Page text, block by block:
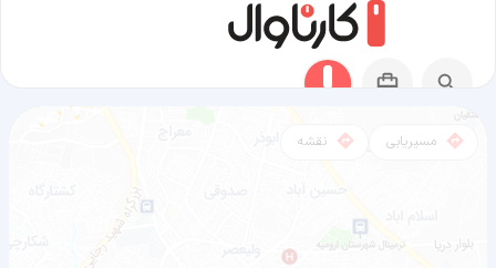
مسیریابی نقشه
مسیر سئول به ارومیه